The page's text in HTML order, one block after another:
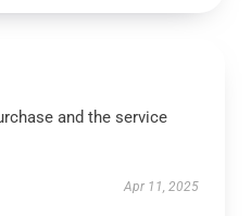
and the service
Apr 11, 2025